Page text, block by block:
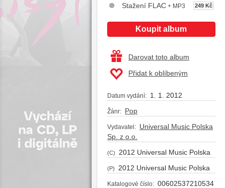
Stažení FLAC + MP3 249 Kč
Koupit album
Darovat toto album
Přidat k oblíbeným
Datum vydání: 1. 1. 2012
Žánr: Pop
Vydavatel: Universal Music Polska
Sp. z o.o.
(C) 2012 Universal Music Polska
(P) 2012 Universal Music Polska
Katalogové číslo: 00602537210534